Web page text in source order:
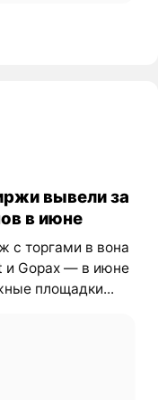
вывели за
в июне
с торгами в вона
и Gopax — в июне
площадки...